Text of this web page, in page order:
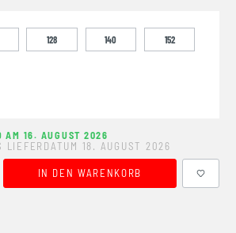
128 140 152
AM 16. AUGUST 2026
LIEFERDATUM 18. AUGUST 2026
den gewünschten Wert ein oder
IN DEN WARENKORB